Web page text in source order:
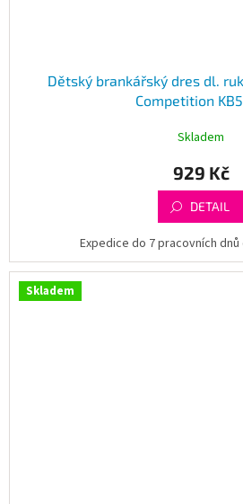
Dětský brankářský dres dl.
Competition
Skladem
929 Kč
DETAIL
Expedice do 7 pracovních
Skladem